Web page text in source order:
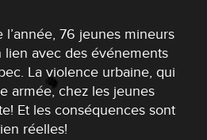
76 jeunes mineurs
avec des événements
La violence urbaine, qui
armée, chez les jeunes
Et les conséquences sont
réelles!